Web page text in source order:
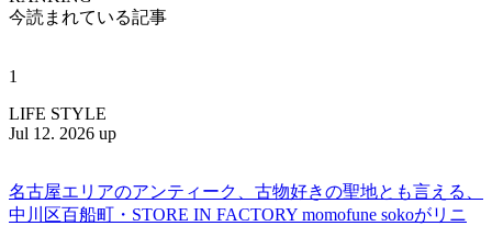
今読まれている記事
1
LIFE STYLE
Jul 12. 2026 up
名古屋エリアのアンティーク、古物好きの聖地とも言える、
中川区百船町・STORE IN FACTORY momofune sokoがリニ